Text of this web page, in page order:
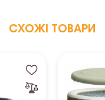
СХОЖІ ТОВАРИ